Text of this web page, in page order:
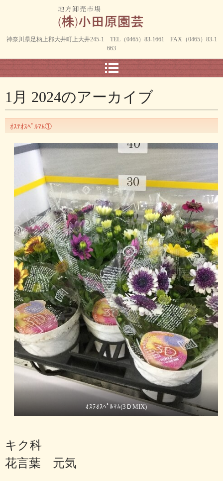
神奈川県足柄上郡大井町上大井245-1 TEL（0465）83-1661 FAX（0465）83-1
663
1月 2024のアーカイブ
ｵｽﾃｵｽﾍﾟﾙﾏﾑ①
ｵｽﾃｵｽﾍﾟﾙﾏﾑ(3ＤMIX)
キク科
花言葉 元気